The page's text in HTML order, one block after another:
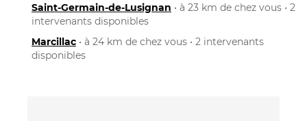
Saint-Germain-de-Lusignan • à 23 km de chez vous • 2
intervenants disponibles
Marcillac • à 24 km de chez vous • 2 intervenants
disponibles